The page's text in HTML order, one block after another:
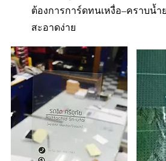
ต้องการการ์ดทนเหงื่อ–คราบน้
สะอาดง่าย